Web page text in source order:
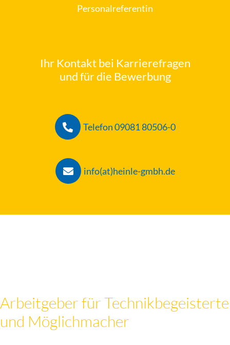
Personalreferentin
Ihr Kontakt bei Karrierefragen
und für die Bewerbung
Telefon 09081 80506-0
info(at)heinle-gmbh.de
Arbeitgeber für Technikbegeisterte
und Möglichmacher